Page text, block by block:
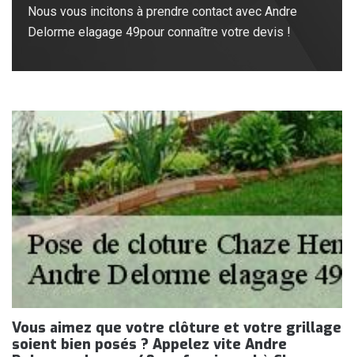
Nous vous incitons à prendre contact avec Andre
Delorme elagage 49pour connaître votre devis !
Vous aimez que votre clôture et votre grillage
soient bien posés ? Appelez vite Andre